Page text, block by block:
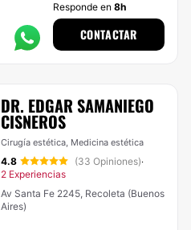
Responde en 8h
CONTACTAR
DR. EDGAR SAMANIEGO
CISNEROS
Cirugía estética, Medicina estética
4.8 (33 Opiniones)·
2 Experiencias
Av Santa Fe 2245, Recoleta (Buenos
Aires)